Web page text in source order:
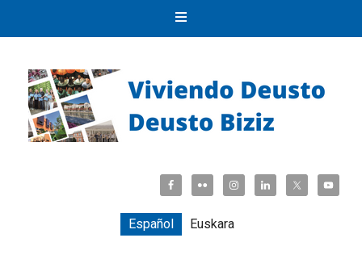
Español Euskara